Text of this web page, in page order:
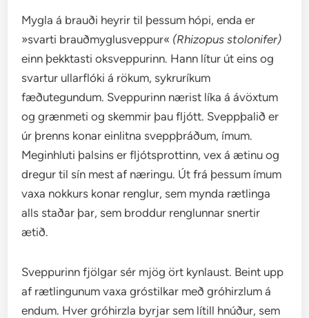
Mygla á brauði heyrir til þessum hópi, enda er
»svarti brauðmyglusveppur« (Rhizopus stolonifer)
einn þekktasti oksveppurinn. Hann lítur út eins og
svartur ullarflóki á rökum, sykruríkum
fæðutegundum. Sveppurinn nærist líka á ávöxtum
og grænmeti og skemmir þau fljótt. Sveppþalið er
úr þrenns konar einlitna sveppþráðum, ímum.
Meginhluti þalsins er fljótsprottinn, vex á ætinu og
dregur til sín mest af næringu. Út frá þessum ímum
vaxa nokkurs konar renglur, sem mynda rætlinga
alls staðar þar, sem broddur renglunnar snertir
ætið.
Sveppurinn fjölgar sér mjög ört kynlaust. Beint upp
af rætlingunum vaxa gróstilkar með gróhirzlum á
endum. Hver gróhirzla byrjar sem lítill hnúður, sem